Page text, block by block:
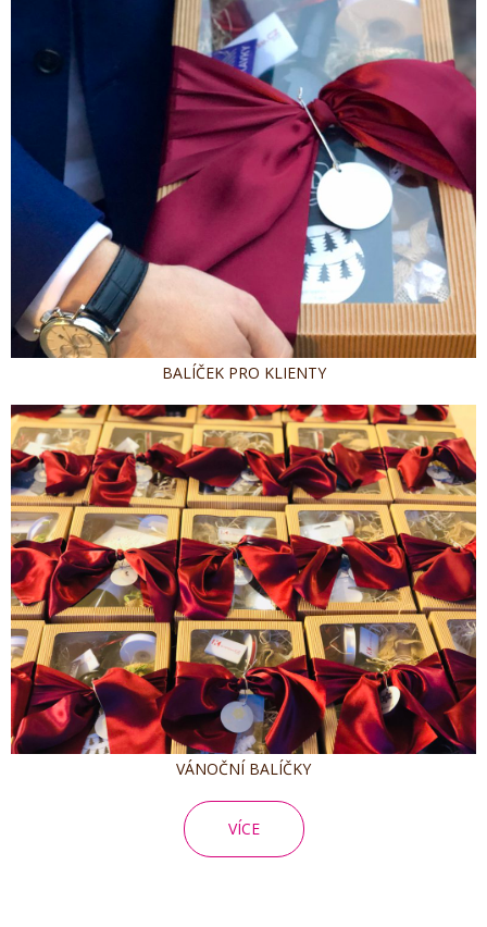
BALÍČEK PRO KLIENTY
VÁNOČNÍ BALÍČKY
VÍCE